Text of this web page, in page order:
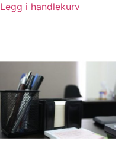
Legg i handlekurv